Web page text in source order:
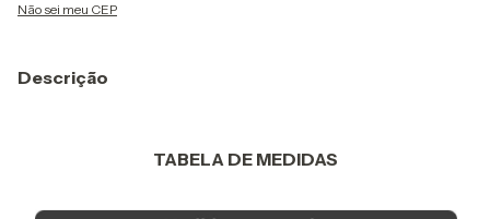
Não sei meu CEP
Descrição
TABELA DE MEDIDAS